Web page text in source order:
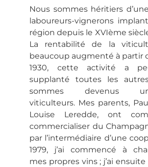
Nous sommes héritiers
laboureurs-vignerons
région depuis le XVIème
La rentabilité de la
beaucoup augmenté à partir
1930, cette activité a
supplanté toutes les
sommes devenus
viticulteurs. Mes parents,
Louise Leredde, ont
commercialiser du
par l’intermédiaire d’une
1979, j’ai commencé à
mes propres vins ; j’ai